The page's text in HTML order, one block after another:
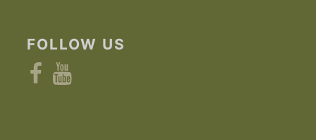
FOLLOW US
FacebookYouTube